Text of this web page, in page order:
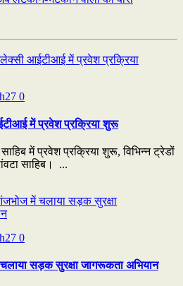
0
में प्रवेश प्रक्रिया शुरू
में प्रवेश प्रक्रिया शुरू, विभिन्न ट्रेडों
साहिब। ...
0
सड़क सुरक्षा जागरूकता अभियान